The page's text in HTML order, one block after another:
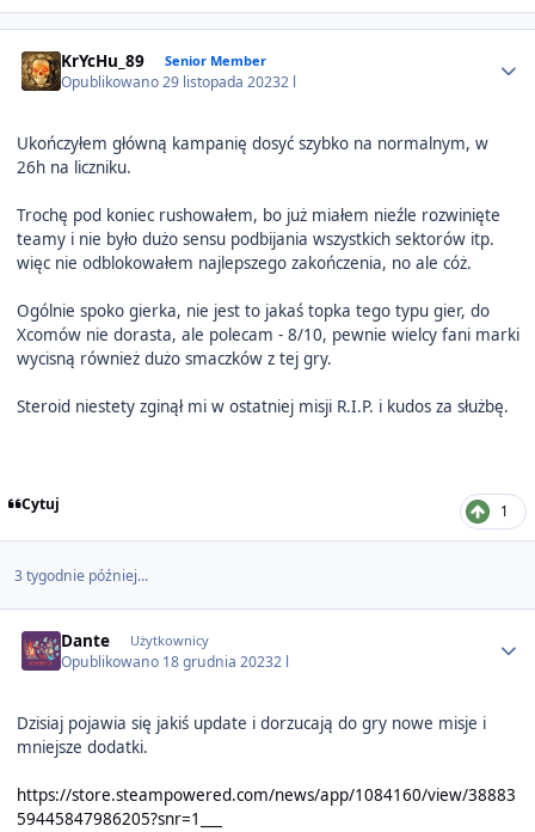
KrYcHu_89 Senior Member
Opublikowano29 listopada 20232 l
Ukończyłem główną kampanię dosyć szybko na normalnym, w
26h na liczniku.
Trochę pod koniec rushowałem, bo już miałem nieźle rozwinięte
teamy i nie było dużo sensu podbijania wszystkich sektorów itp.
więc nie odblokowałem najlepszego zakończenia, no ale cóż.
Ogólnie spoko gierka, nie jest to jakaś topka tego typu gier, do
Xcomów nie dorasta, ale polecam - 8/10, pewnie wielcy fani marki
wycisną również dużo smaczków z tej gry.
Steroid niestety zginął mi w ostatniej misji R.I.P. i kudos za służbę.
Cytuj 1
3 tygodnie później...
Dante Użytkownicy
Opublikowano 18 grudnia 20232 l
Dzisiaj pojawia się jakiś update i dorzucają do gry nowe misje i
mniejsze dodatki.
https://store.steampowered.com/news/app/1084160/view/38883
59445847986205?snr=1___